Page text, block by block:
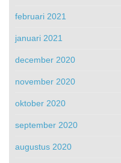
februari 2021
januari 2021
december 2020
november 2020
oktober 2020
september 2020
augustus 2020